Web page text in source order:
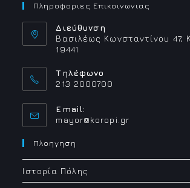
Πληροφοριες Επικοινωνιας
Διεύθυνση
Βασιλέως Κωνσταντίνου 47,
19441
Τηλέφωνο
213 2000700
Email:
mayor@koropi.grOpens
Πλοηγηση
Ιστορία Πόλης